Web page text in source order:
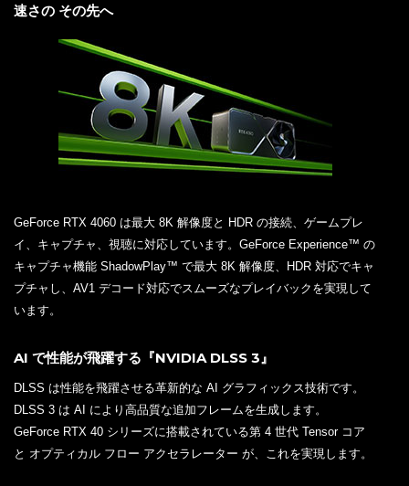
速さの その先へ
GeForce RTX 4060 は最大 8K 解像度と HDR の接続、ゲームプレ
イ、キャプチャ、視聴に対応しています。GeForce Experience™ の
キャプチャ機能 ShadowPlay™ で最大 8K 解像度、HDR 対応でキャ
プチャし、AV1 デコード対応でスムーズなプレイバックを実現して
います。
AI で性能が飛躍する『NVIDIA DLSS 3』
DLSS は性能を飛躍させる革新的な AI グラフィックス技術です。
DLSS 3 は AI により高品質な追加フレームを生成します。
GeForce RTX 40 シリーズに搭載されている第 4 世代 Tensor コア
と オプティカル フロー アクセラレーター が、これを実現します。